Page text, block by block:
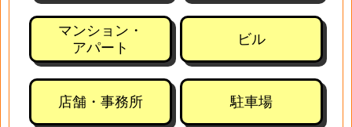
マンション・
アパート
ビル
店舗・事務所 駐車場